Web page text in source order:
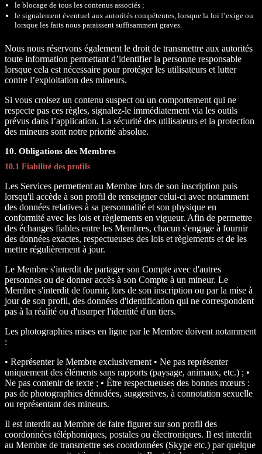
le blocage de tous les contenus associés ;
le signalement éventuel aux autorités compétentes, lorsque la loi l’exige ou
lorsque les faits nous paraissent suffisamment graves.
Nous nous réservons également le droit de transmettre aux autorités
toute information permettant d’identifier la personne responsable
lorsque cela est nécessaire pour protéger les utilisateurs et lutter
contre l’exploitation des mineurs.
Si vous croisez un contenu suspect ou un comportement qui ne
respecte pas ces règles, signalez-le immédiatement via les outils
prévus dans l’application. La sécurité des utilisateurs et la protection
des mineurs sont notre priorité absolue.
10. Obligations des Membres
10.1 Fiabilité des profils
Les Services permettent au Membre lors de son inscription puis
lorsqu'il accède à son profil de renseigner celui-ci avec notamment
des données relatives à sa personnalité et son physique en
conformité avec les lois et règlements en vigueur. Afin de permettre
des échanges fiables entre les Membres, chacun s'engage à fournir
des données exactes, respectueuses des lois et règlements et de les
mettre régulièrement à jour.
Le Membre s'interdit de partager son Compte avec d'autres
personnes ou de donner accès à son Compte à un mineur. Le
Membre s'interdit de fournir, lors de son inscription ou par la mise à
jour de son profil, des données d'identification qui ne correspondent
pas à la réalité ou d'usurper l'identité d'un tiers.
Les photographies mises en ligne par le Membre doivent notamment
:
• Représenter le Membre exclusivement • Ne pas représenter
uniquement des éléments sans rapports (paysage, animaux, etc.) ; •
Ne pas contenir de texte ; • Être respectueuses des bonnes mœurs :
pas de photographies dénudées, suggestives, à connotation sexuelle
ou représentant des mineurs.
Il est interdit au Membre de faire figurer sur son profil des
coordonnées téléphoniques, postales ou électroniques. Il est interdit
au Membre de transmettre ses coordonnées (Skype etc.) par quelque